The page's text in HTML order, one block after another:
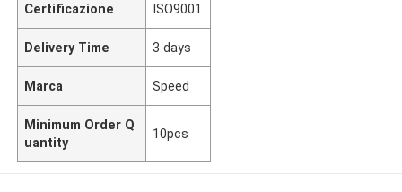
Certificazione ISO9001
Delivery Time 3 days
Marca Speed
Minimum Order Q
uantity
10pcs